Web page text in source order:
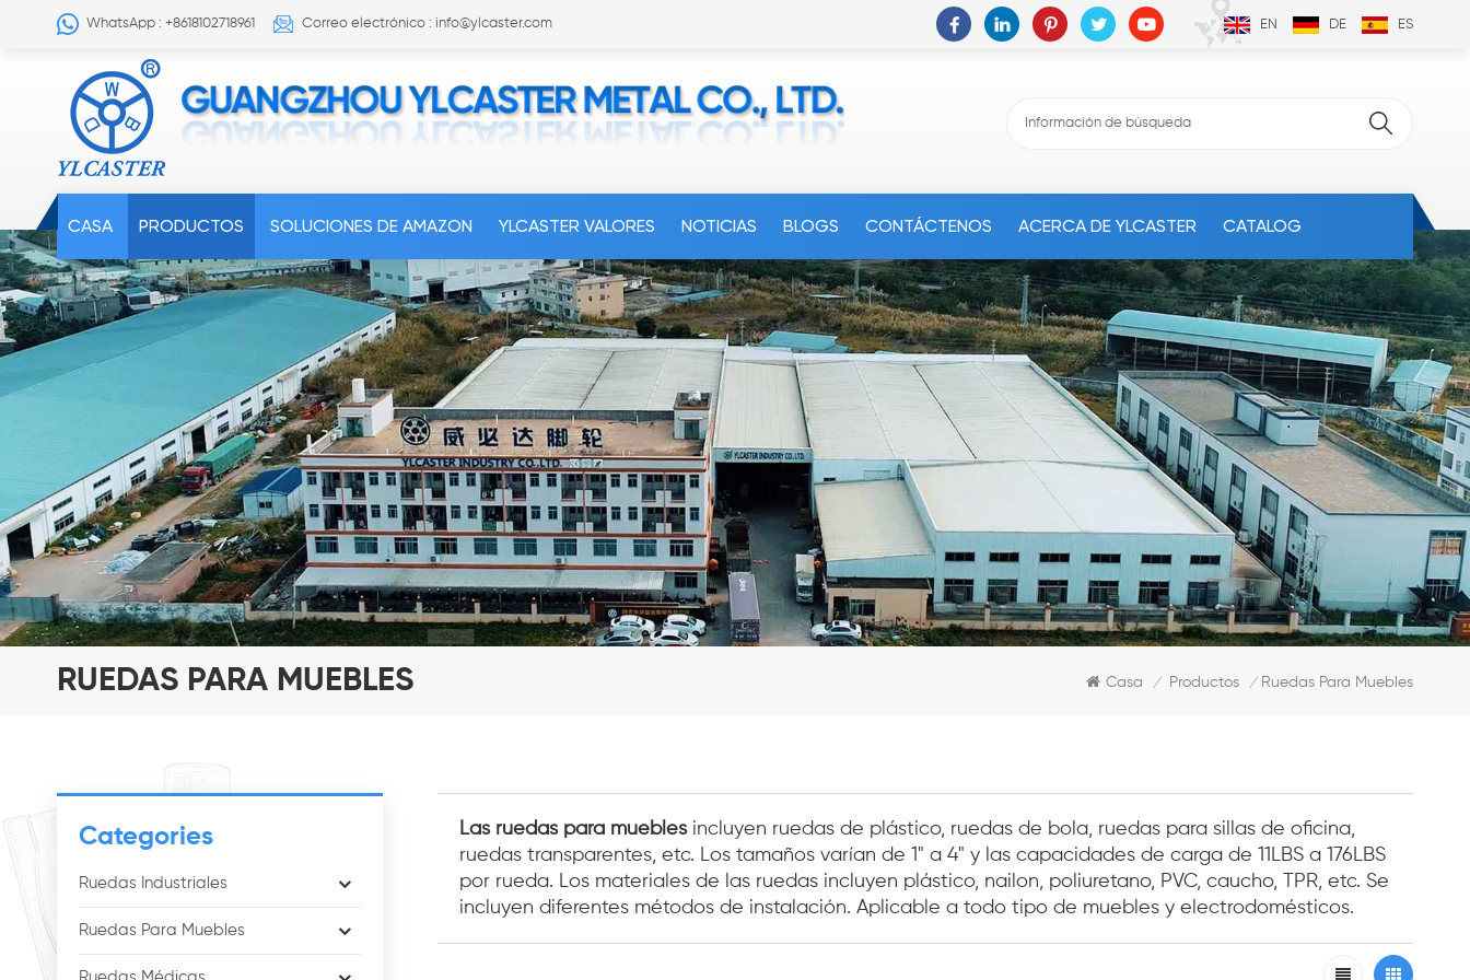
WhatsApp : +8618102718961 Correo electrónico : info@ylcaster.com EN DE ES
CASA PRODUCTOS SOLUCIONES DE AMAZON YLCASTER VALORES NOTICIAS BLOGS CONTÁCTENOS ACERCA DE YLCASTER CATALOG
RUEDAS PARA MUEBLES Casa / Productos / Ruedas Para Muebles
Categories
Ruedas Industriales
Ruedas Para Muebles
Las ruedas para mueblesincluyen ruedas de plástico, ruedas de bola, ruedas para sillas de oficina,
ruedas transparentes, etc. Los tamaños varían de 1" a 4" y las capacidades de carga de 11LBS a 176LBS
por rueda. Los materiales de las ruedas incluyen plástico, nailon, poliuretano, PVC, caucho, TPR, etc. Se
incluyen diferentes métodos de instalación. Aplicable a todo tipo de muebles y electrodomésticos.